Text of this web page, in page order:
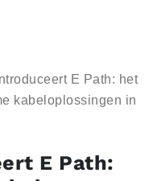
E Path: het
kabeloplossingen in
E Path: